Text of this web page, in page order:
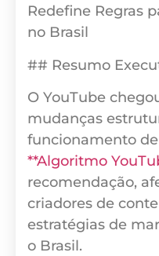
Redefine Regras
no Brasil
## Resumo
O YouTube
mudanças
funcionamento
**Algoritmo
recomendação,
criadores de
estratégias de
o Brasil.